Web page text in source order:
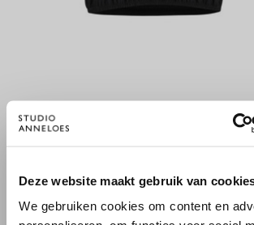
Deze website maakt gebruik van
We gebruiken cookies om content en
VICKY SHIRT - BLACK
79,95 €
WILLKOMMEN BEI STUDIO
ANNELOES